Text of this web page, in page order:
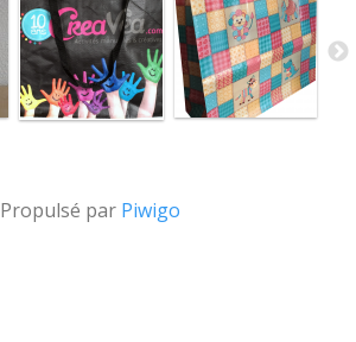
Propulsé par Piwigo